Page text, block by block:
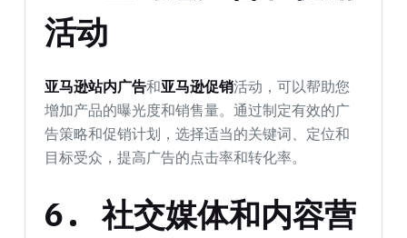
活动
亚马逊站内广告和亚马逊促销活动，可以帮助您
增加产品的曝光度和销售量。通过制定有效的广
告策略和促销计划，选择适当的关键词、定位和
目标受众，提高广告的点击率和转化率。
6.社交媒体和内容营